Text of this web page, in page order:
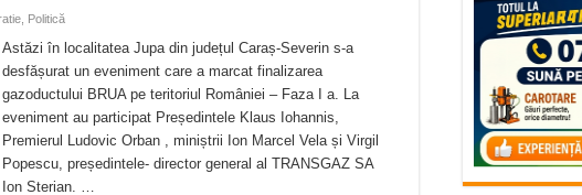
– 04.08.2026 – avarie – Calea Severinului
avarie
cartier Țerova – avarie – 04.08.2026
Politică
Astăzi în localitatea Jupa din județul Caraș-Severin s-a
desfășurat un eveniment care a marcat finalizarea
gazoductului BRUA pe teritoriul României – Faza I a. La
eveniment au participat Președintele Klaus Iohannis,
Premierul Ludovic Orban , miniștrii Ion Marcel Vela și Virgil
Popescu, președintele- director general al TRANSGAZ SA
Ion Sterian. …